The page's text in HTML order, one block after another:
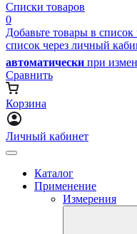
Списки товаров
0
Добавьте товары в список
список через личный
автоматически при
Сравнить
Корзина
Личный кабинет
Каталог
Применение
Измерения